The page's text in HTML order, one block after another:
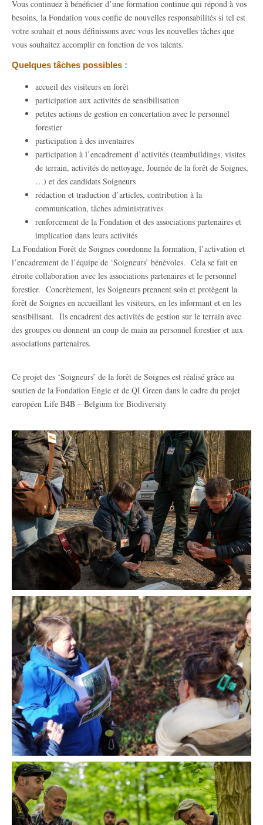
Vous continuez à bénéficier d’une formation continue qui répond à vos
besoins, la Fondation vous confie de nouvelles responsabilités si tel est
votre souhait et nous définissons avec vous les nouvelles tâches que
vous souhaitez accomplir en fonction de vos talents.
Quelques tâches possibles :
accueil des visiteurs en forêt
participation aux activités de sensibilisation
petites actions de gestion en concertation avec le personnel
forestier
participation à des inventaires
participation à l’encadrement d’activités (teambuildings, visites
de terrain, activités de nettoyage, Journée de la forêt de Soignes,
…) et des candidats Soigneurs
rédaction et traduction d’articles, contribution à la
communication, tâches administratives
renforcement de la Fondation et des associations partenaires et
implication dans leurs activités
La Fondation Forêt de Soignes coordonne la formation, l’activation et
l’encadrement de l’équipe de ‘Soigneurs’ bénévoles. Cela se fait en
étroite collaboration avec les associations partenaires et le personnel
forestier. Concrètement, les Soigneurs prennent soin et protègent la
forêt de Soignes en accueillant les visiteurs, en les informant et en les
sensibilisant. Ils encadrent des activités de gestion sur le terrain avec
des groupes ou donnent un coup de main au personnel forestier et aux
associations partenaires.
Ce projet des ‘Soigneurs’ de la forêt de Soignes est réalisé grâce au
soutien de la Fondation Engie et de QI Green dans le cadre du projet
européen Life B4B – Belgium for Biodiversity